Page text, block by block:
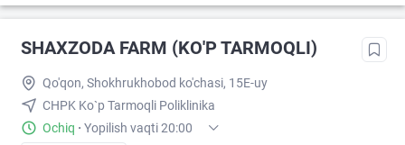
SHAXZODA FARM (KO'P TARMOQLI)
Qo'qon, Shokhrukhobod ko'chasi, 15E-uy
CHPK Ko`p Tarmoqli Poliklinika
Ochiq · Yopilish vaqti 20:00